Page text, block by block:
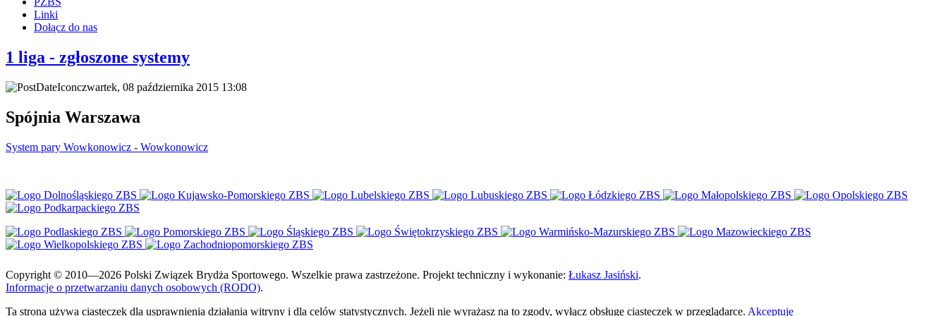
Linki
Dołącz do nas
1 liga - zgłoszone systemy
czwartek, 08 października 2015 13:08
Spójnia Warszawa
System pary Wowkonowicz - Wowkonowicz
Copyright © 2010—2026 Polski Związek Brydża Sportowego. Wszelkie prawa zastrzeżone. Projekt techniczny i wykonanie: Łukasz Jasiński.
Informacje o przetwarzaniu danych osobowych (RODO).
Ta strona używa ciasteczek dla usprawnienia działania witryny i dla celów statystycznych. Jeżeli nie wyrażasz na to zgody, wyłącz obsługę ciasteczek w przeglądarce. Akceptuję